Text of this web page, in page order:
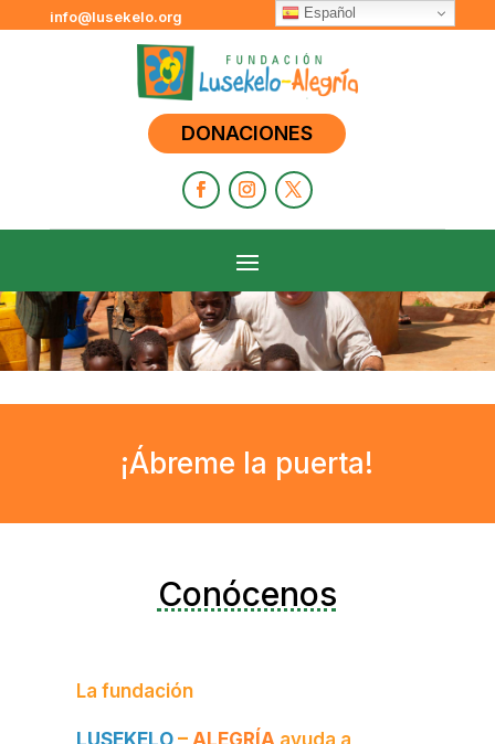
info@lusekelo.org
DONACIONES
¡Ábreme la puerta!
Conócenos
La fundación
LUSEKELO –ALEGRÍA ayuda a
Español